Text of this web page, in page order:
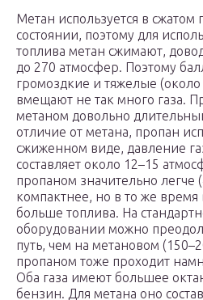
Метан используется в сжатом
состоянии, поэтому для
топлива метан сжимают,
до 270 атмосфер. Поэтому
громоздкие и тяжелые (около
вмещают не так много газа.
метаном довольно
отличие от метана, пропан
сжиженном виде, давление
составляет около 12–15
пропаном значительно легче
компактнее, но в то же
больше топлива. На
оборудовании можно
путь, чем на метановом
пропаном тоже проходит
Оба газа имеют большее
бензин. Для метана оно